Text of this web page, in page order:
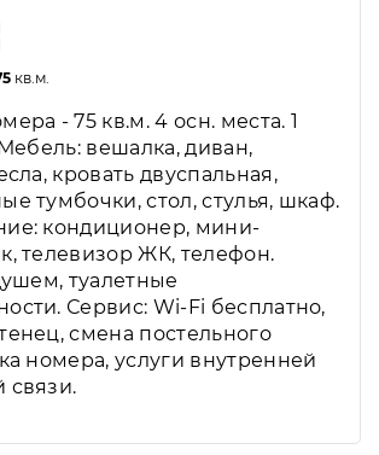
кв.м.
- 75 кв.м. 4 осн. места. 1
вешалка, диван,
кровать двуспальная,
тумбочки, стол, стулья, шкаф.
кондиционер, мини-
телевизор ЖК, телефон.
туалетные
Сервис: Wi-Fi бесплатно,
смена постельного
номера, услуги внутренней
связи.